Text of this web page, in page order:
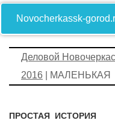
Novocherkassk-
Деловой
2016 |
ПРОСТАЯ ИСТОРИЯ